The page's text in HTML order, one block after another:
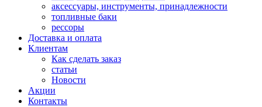
аксессуары, инструменты, принадлежности
топливные баки
рессоры
Доставка и оплата
Клиентам
Как сделать заказ
статьи
Новости
Акции
Контакты